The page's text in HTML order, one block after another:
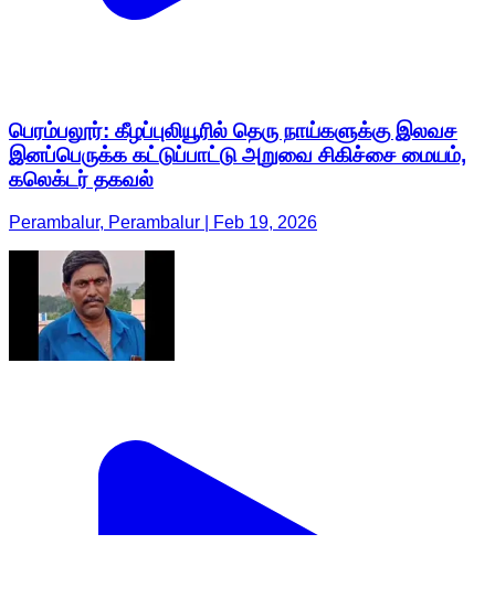
பெரம்பலூர்: கீழப்புலியூரில் தெரு நாய்களுக்கு இலவச
இனப்பெருக்க கட்டுப்பாட்டு அறுவை சிகிச்சை மையம்,
கலெக்டர் தகவல்
Perambalur, Perambalur | Feb 19, 2026